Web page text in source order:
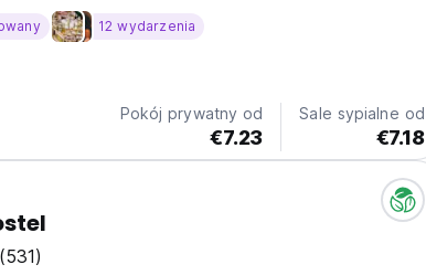
12 wydarzenia
Pokój prywatny od
€7.23
Sale sypialne od
€7.18